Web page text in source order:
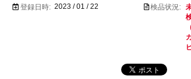
登録日時: 2023 / 01 / 22 検品状況: